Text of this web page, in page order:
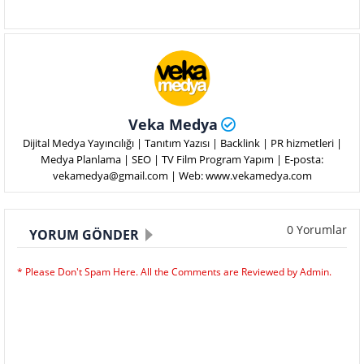
Veka Medya
Dijital Medya Yayıncılığı | Tanıtım Yazısı | Backlink | PR hizmetleri |
Medya Planlama | SEO | TV Film Program Yapım | E-posta:
vekamedya@gmail.com | Web: www.vekamedya.com
YORUM GÖNDER 0 Yorumlar
* Please Don't Spam Here. All the Comments are Reviewed by Admin.